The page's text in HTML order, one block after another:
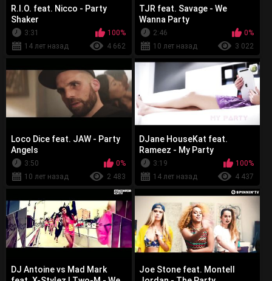
R.I.O. feat. Nicco - Party
Shaker
3:31
100%
14 лет назад
4 662
TJR feat. Savage - We
Wanna Party
2:46
0%
10 лет назад
3 022
Loco Dice feat. JAW - Party
Angels
3:50
0%
10 лет назад
2 483
DJane HouseKat feat.
Rameez - My Party
3:19
100%
14 лет назад
4 437
DJ Antoine vs Mad Mark
Joe Stone feat. Montell